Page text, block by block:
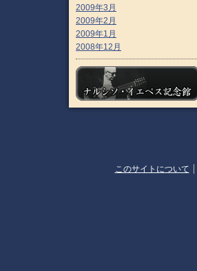
2009年3月
2009年2月
2009年1月
2008年12月
このサイトについて